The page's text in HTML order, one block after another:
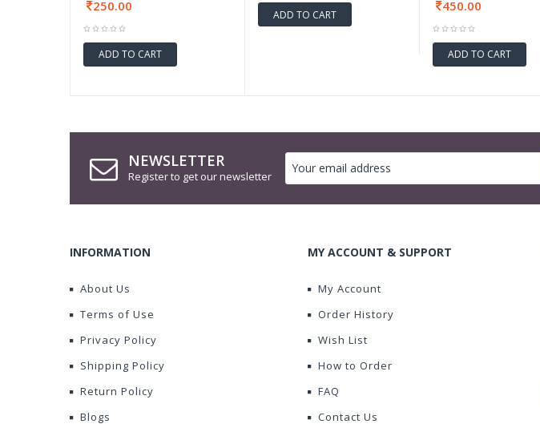
250.00
ADD TO CART
ADD TO CART
450.00
ADD TO CART
NEWSLETTER
Register to get our newsletter
INFORMATION
About Us
Terms of Use
Privacy Policy
Shipping Policy
Return Policy
Blogs
MY ACCOUNT & SUPPORT
My Account
Order History
Wish List
How to Order
FAQ
Contact Us